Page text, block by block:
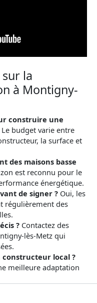
la
à Montigny-
construire une
Le budget varie entre
la surface et
des maisons basse
est reconnu pour le
énergétique.
de signer ? Oui, les
régulièrement des
? Contactez des
lès-Metz qui
constructeur local ?
meilleure adaptation